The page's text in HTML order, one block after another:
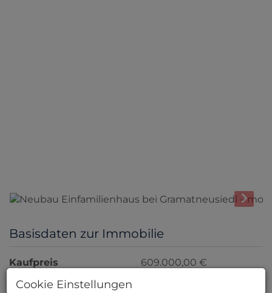
Basisdaten zur Immobilie
Kaufpreis
609.000,00 €
Zimmer
Cookie Einstellungen